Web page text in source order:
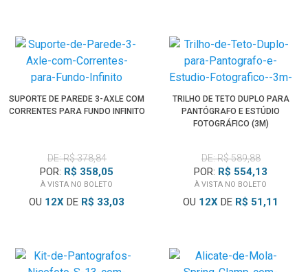
SUPORTE DE PAREDE 3-AXLE COM
CORRENTES PARA FUNDO INFINITO
DE: R$ 378,84
POR: R$ 358,05
À VISTA NO BOLETO
OU 12X DE R$ 33,03
TRILHO DE TETO DUPLO PARA
PANTÓGRAFO E ESTÚDIO
FOTOGRÁFICO (3M)
DE: R$ 589,88
POR: R$ 554,13
À VISTA NO BOLETO
OU 12X DE R$ 51,11